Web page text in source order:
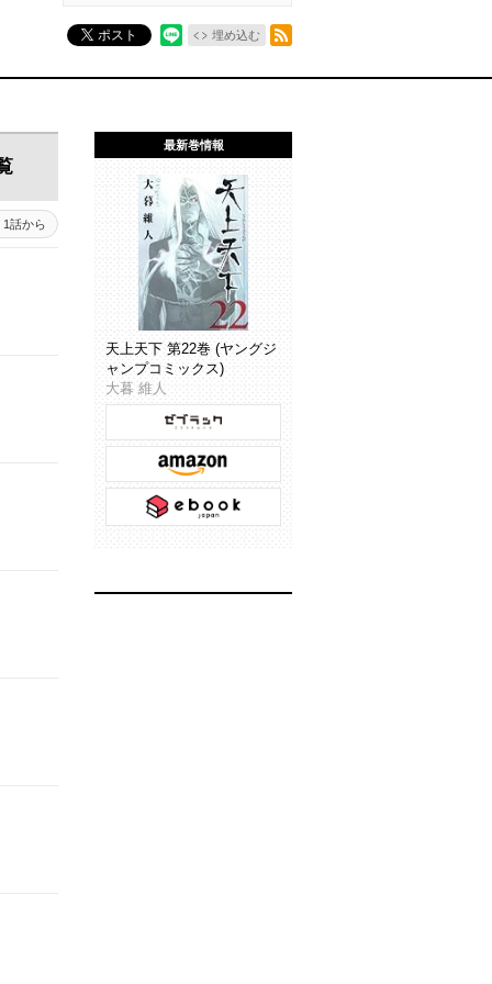
ポスト 埋め込む
1話から
最新巻情報
天上天下 第22巻 (ヤングジ
ャンプコミックス)
大暮 維人